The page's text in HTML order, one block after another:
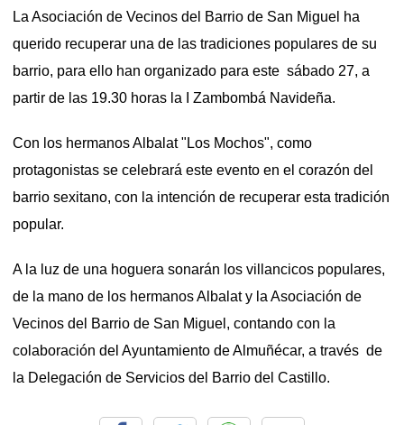
La Asociación de Vecinos del Barrio de San Miguel ha
querido recuperar una de las tradiciones populares de su
barrio, para ello han organizado para este sábado 27, a
partir de las 19.30 horas la I Zambombá Navideña.
Con los hermanos Albalat "Los Mochos", como
protagonistas se celebrará este evento en el corazón del
barrio sexitano, con la intención de recuperar esta tradición
popular.
A la luz de una hoguera sonarán los villancicos populares,
de la mano de los hermanos Albalat y la Asociación de
Vecinos del Barrio de San Miguel, contando con la
colaboración del Ayuntamiento de Almuñécar, a través de
la Delegación de Servicios del Barrio del Castillo.